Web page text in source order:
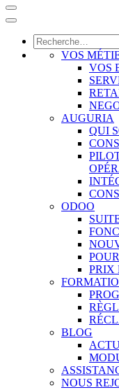
VOS
VOS
AUGURIA
QUI
ODOO
PRIX
BLOG
NOUS